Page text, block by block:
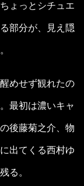
ょっとシチュエ
部分が、見え隠
めせず観れたの
最初は濃いキャ
後藤菊之介、物
出てくる西村ゆ
る。